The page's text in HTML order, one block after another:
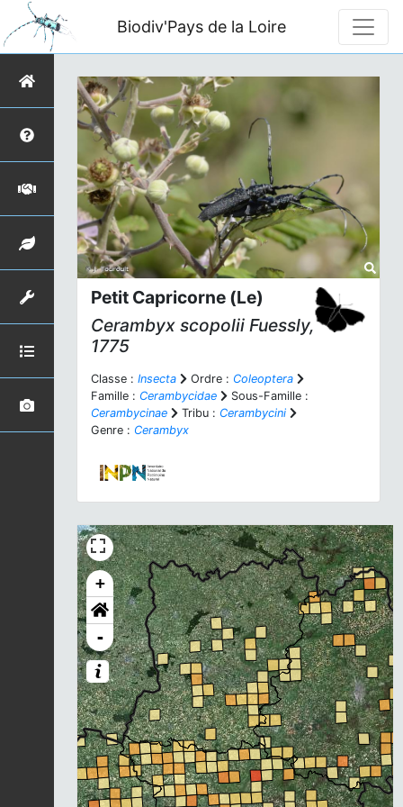
Biodiv'Pays de la Loire
Petit Capricorne (Le)
Cerambyx scopolii Fuessly,
1775
Classe : Insecta Ordre : Coleoptera
Famille : Cerambycidae
Sous-Famille :
Cerambycinae
Tribu : Cerambycini
Genre : Cerambyx
+
-